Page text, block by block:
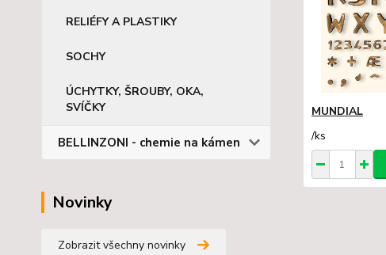
RELIÉFY A PLASTIKY
SOCHY
ÚCHYTKY, ŠROUBY, OKA,
SVÍČKY
BELLINZONI - chemie na kámen
Novinky
Zobrazit všechny novinky
MUNDIAL
/ks